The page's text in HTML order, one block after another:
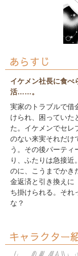
あらすじ
イケメン社長に食
活……。
実家のトラブルで借
けられ、困っていた
た。イケメンでセレ
のない来実それだけ
う。その後パーティ
り、ふたりは急接
のに、こうまでかき
金返済と引き換えに
ち掛けられる。それ
な？
キャラクター